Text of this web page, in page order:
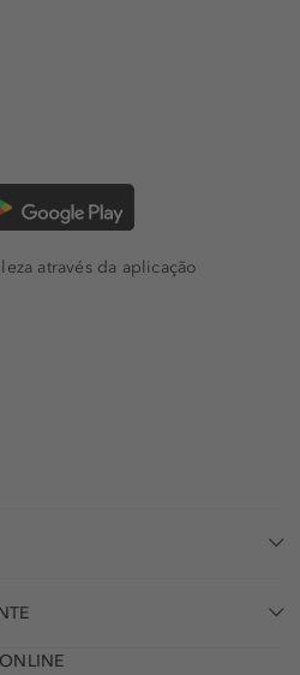
através da aplicação